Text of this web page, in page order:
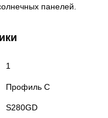
панелей.
1
Профиль C
S280GD